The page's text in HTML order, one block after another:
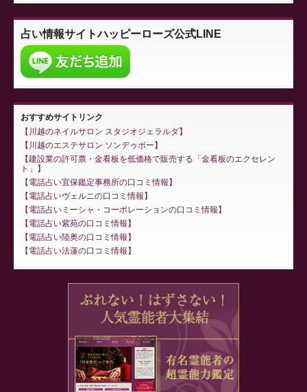
占い情報サイトハッピーローズ公式LINE
おすすめサイトリンク
川越のネイルサロン スタジオジェラルダ
川越のエステサロン ソンデゥボー
建設業の許可票・金看板を低価格で販売する「金看板のエクセレン
ト」
電話占い宜保鑑定事務所の口コミ情報
電話占いヴェルニの口コミ情報
電話占いミーシャ・コーポレーションの口コミ情報
電話占い紫苑の口コミ情報
電話占い陸奥の口コミ情報
電話占い法蓮の口コミ情報